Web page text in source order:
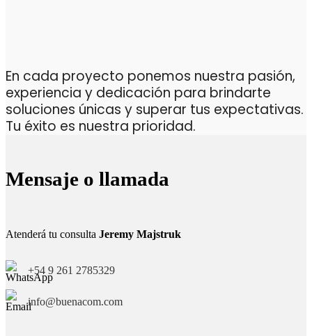
En cada proyecto ponemos nuestra pasión,
experiencia y dedicación para brindarte
soluciones únicas y superar tus expectativas.
Tu éxito es nuestra prioridad.
Mensaje o llamada
Atenderá tu consulta Jeremy Majstruk
+54 9 261 2785329
info@buenacom.com